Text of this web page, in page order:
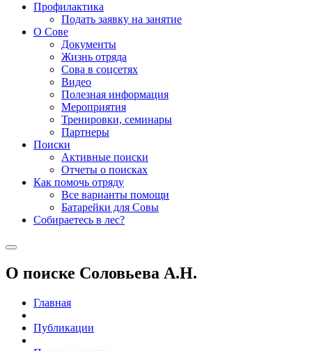
Профилактика
Подать заявку на занятие
О Сове
Документы
Жизнь отряда
Сова в соцсетях
Видео
Полезная информация
Мероприятия
Тренировки, семинары
Партнеры
Поиски
Активные поиски
Отчеты о поисках
Как помочь отряду
Все варианты помощи
Батарейки для Совы
Собираетесь в лес?
О поиске Соловьева А.Н.
Главная
Публикации